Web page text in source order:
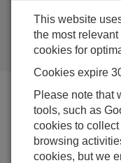
提案された発電所
査におけるCR23X
This website
the most
cookies for
Cookies expire
Please note that
tools, such as
cookies to
browsing
cookies, but we